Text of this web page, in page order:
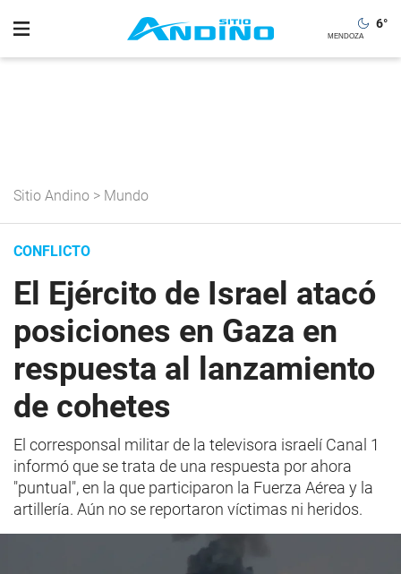
6°
Sitio Andino > Mundo
CONFLICTO
El Ejército de Israel atacó
posiciones en Gaza en
respuesta al lanzamiento
de cohetes
El corresponsal militar de la televisora israelí Canal 1
informó que se trata de una respuesta por ahora
"puntual", en la que participaron la Fuerza Aérea y la
artillería. Aún no se reportaron víctimas ni heridos.